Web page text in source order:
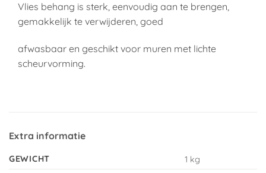
Vlies behang is sterk, eenvoudig aan te brengen,
gemakkelijk te verwijderen, goed
afwasbaar en geschikt voor muren met lichte
scheurvorming.
Extra informatie
GEWICHT 1 kg